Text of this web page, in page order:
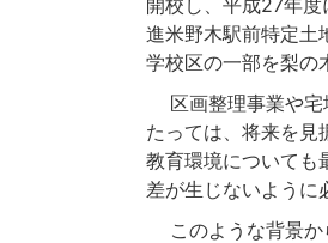
開校し、平成27年
進米野木駅前特定土
学校区の一部を梨の
区画整理事業や宅
たっては、将来を見
教育環境についても
差が生じないように
このような背景か